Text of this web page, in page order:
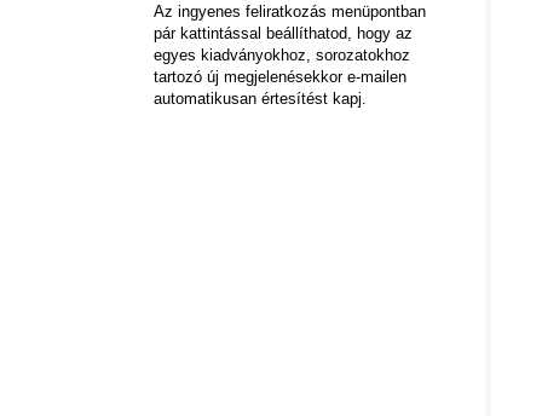
Az ingyenes feliratkozás menüpontban
pár kattintással beállíthatod, hogy az
egyes kiadványokhoz, sorozatokhoz
tartozó új megjelenésekkor e-mailen
automatikusan értesítést kapj.